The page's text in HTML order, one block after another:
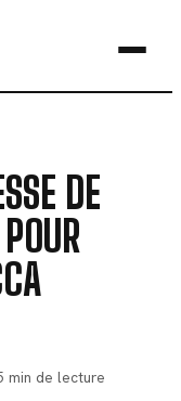
DE
min de lecture